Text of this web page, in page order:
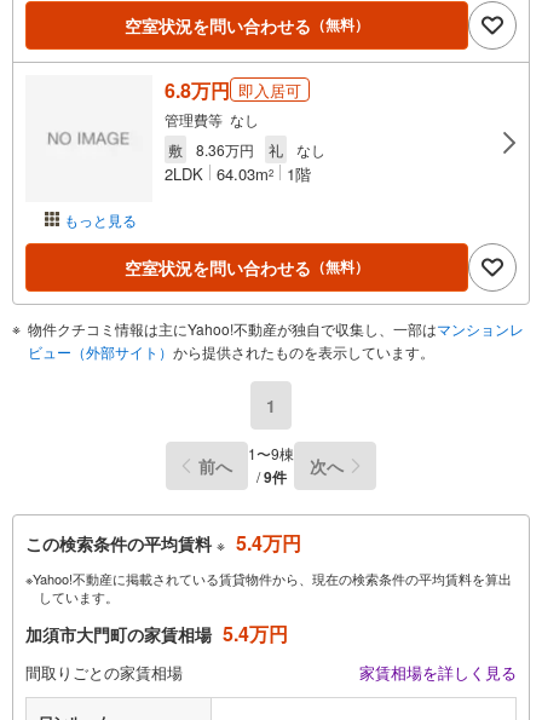
空室状況を問い合わせる （無料）
もっと見る
6.8万円 即入居可
管理費等 なし
敷
8.36万円 礼 なし
2LDK 64.03m2 1階
空室状況を問い合わせる （無料）
物件クチコミ情報は主にYahoo!不動産が独自で収集し、一部はマンションレ
ビュー（外部サイト） から提供されたものを表示しています。
1
前へ
1〜9棟
/9件 次へ
この検索条件の平均賃料 ※ 5.4万円
※Yahoo!不動産に掲載されている賃貸物件から、現在の検索条件の平均賃料を算出
しています。
加須市大門町の家賃相場 5.4万円
間取りごとの家賃相場 家賃相場を詳しく見る